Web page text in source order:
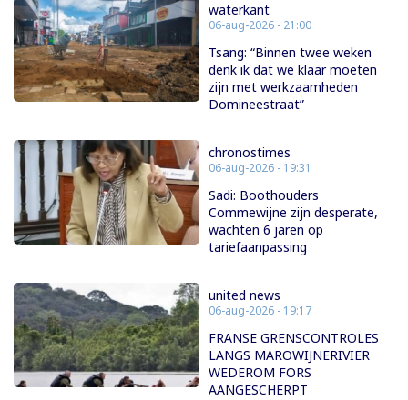
waterkant
06-aug-2026 - 21:00
Tsang: “Binnen twee weken
denk ik dat we klaar moeten
zijn met werkzaamheden
Domineestraat”
chronostimes
06-aug-2026 - 19:31
Sadi: Boothouders
Commewijne zijn desperate,
wachten 6 jaren op
tariefaanpassing
united news
06-aug-2026 - 19:17
FRANSE GRENSCONTROLES
LANGS MAROWIJNERIVIER
WEDEROM FORS
AANGESCHERPT